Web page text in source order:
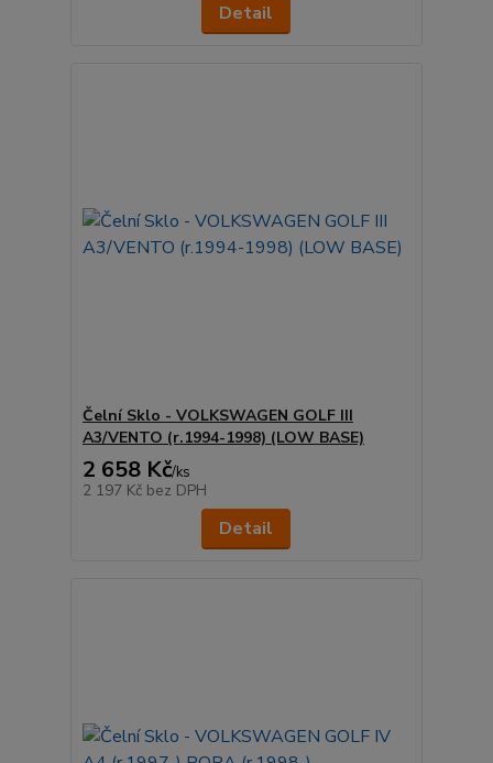
Detail
Čelní Sklo - VOLKSWAGEN GOLF III
A3/VENTO (r.1994-1998) (LOW BASE)
2 658 Kč/ks
2 197 Kč bez DPH
Detail